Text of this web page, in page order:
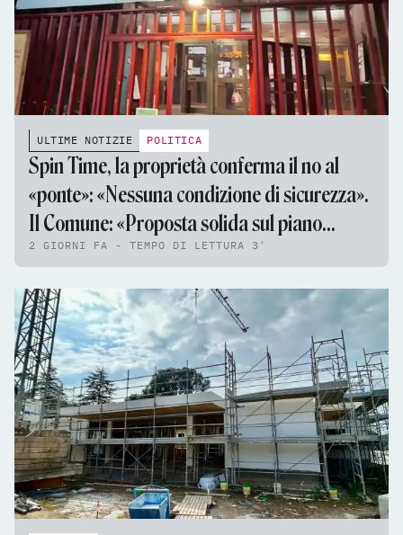
ULTIME NOTIZIE POLITICA
Spin Time, la proprietà conferma il no al
«ponte»: «Nessuna condizione di sicurezza».
Il Comune: «Proposta solida sul piano
tecnico e giuridico»
2 GIORNI FA - TEMPO DI LETTURA 3'